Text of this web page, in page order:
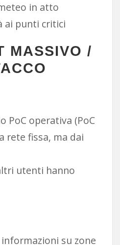
in atto
ai punti critici
MASSIVO /
PoC operativa (PoC
rete fissa, ma dai
utenti hanno
informazioni su zone